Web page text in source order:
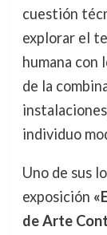
cuestión
explorar el
humana con
de la
individuo
Uno de sus
exposición
de Arte